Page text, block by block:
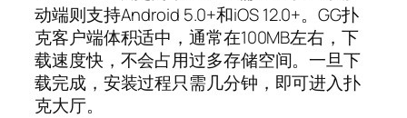
动端则支持Android 5.0+和iOS 12.0+。GG扑
克客户端体积适中，通常在100MB左右，下
载速度快，不会占用过多存储空间。一旦下
载完成，安装过程只需几分钟，即可进入扑
克大厅。